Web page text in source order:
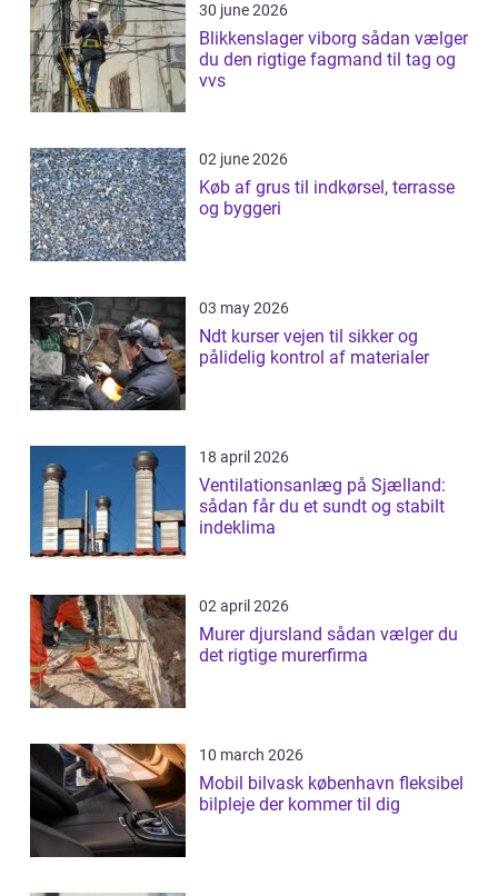
30 june 2026
Blikkenslager viborg sådan vælger
du den rigtige fagmand til tag og
vvs
02 june 2026
Køb af grus til indkørsel, terrasse
og byggeri
03 may 2026
Ndt kurser vejen til sikker og
pålidelig kontrol af materialer
18 april 2026
Ventilationsanlæg på Sjælland:
sådan får du et sundt og stabilt
indeklima
02 april 2026
Murer djursland sådan vælger du
det rigtige murerfirma
10 march 2026
Mobil bilvask københavn fleksibel
bilpleje der kommer til dig